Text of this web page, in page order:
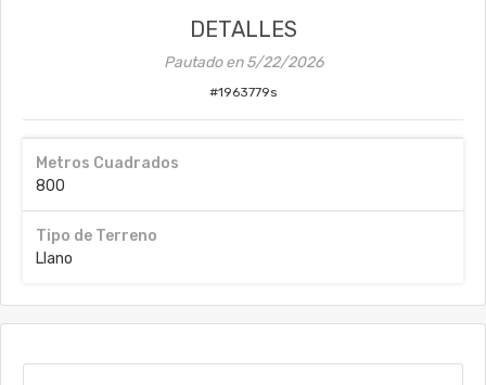
DETALLES
Pautado en5/22/2026
#1963779s
Metros Cuadrados
800
Tipo de Terreno
Llano